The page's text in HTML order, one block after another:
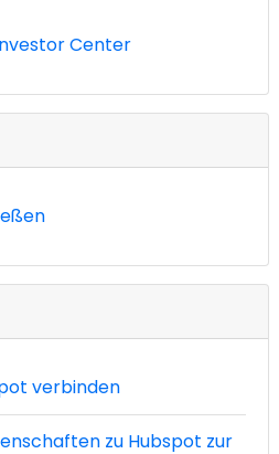
Center
verbinden
zu Hubspot zur